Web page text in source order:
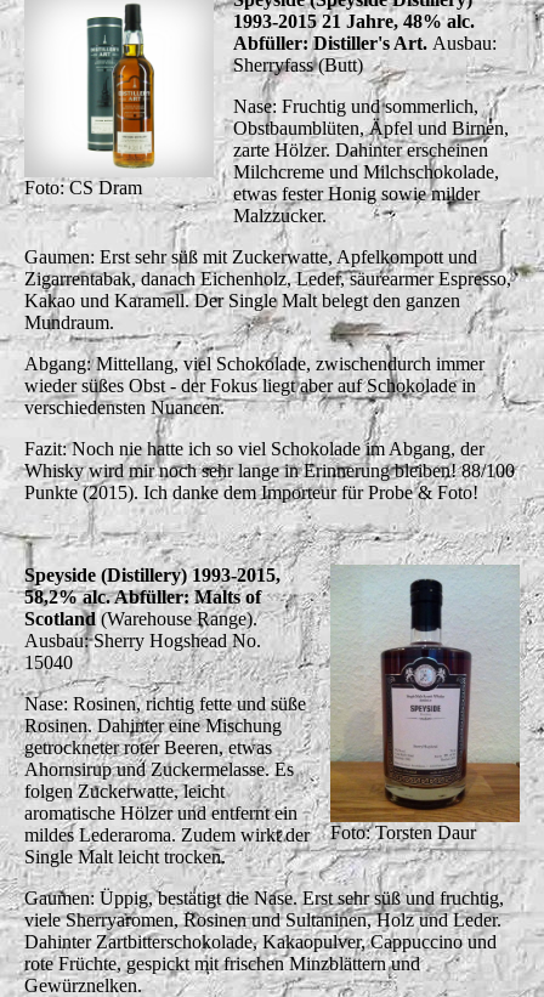
Foto: CS Dram
1993-2015 21 Jahre, 48% alc.
Abfüller: Distiller's Art.Ausbau:
Sherryfass (Butt)
Nase: Fruchtig und sommerlich,
Obstbaumblüten, Äpfel und Birnen,
zarte Hölzer. Dahinter erscheinen
Milchcreme und Milchschokolade,
etwas fester Honig sowie milder
Malzzucker.
Gaumen: Erst sehr süß mit Zuckerwatte, Apfelkompott und
Zigarrentabak, danach Eichenholz, Leder, säurearmer Espresso,
Kakao und Karamell. Der Single Malt belegt den ganzen
Mundraum.
Abgang: Mittellang, viel Schokolade, zwischendurch immer
wieder süßes Obst - der Fokus liegt aber auf Schokolade in
verschiedensten Nuancen.
Fazit: Noch nie hatte ich so viel Schokolade im Abgang, der
Whisky wird mir noch sehr lange in Erinnerung bleiben! 88/100
Punkte (2015). Ich danke dem Importeur für Probe & Foto!
Foto: Torsten Daur
Speyside (Distillery) 1993-2015,
58,2% alc. Abfüller: Malts of
Scotland (Warehouse Range).
Ausbau: Sherry Hogshead No.
15040
Nase: Rosinen, richtig fette und süße
Rosinen. Dahinter eine Mischung
getrockneter roter Beeren, etwas
Ahornsirup und Zuckermelasse. Es
folgen Zuckerwatte, leicht
aromatische Hölzer und entfernt ein
mildes Lederaroma. Zudem wirkt der
Single Malt leicht trocken.
Gaumen: Üppig, bestätigt die Nase. Erst sehr süß und fruchtig,
viele Sherryaromen, Rosinen und Sultaninen, Holz und Leder.
Dahinter Zartbitterschokolade, Kakaopulver, Cappuccino und
rote Früchte, gespickt mit frischen Minzblättern und
Gewürznelken.